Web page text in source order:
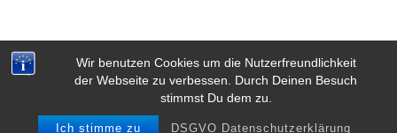
Wir benutzen Cookies um die Nutzerfreundlichkeit
der Webseite zu verbessen. Durch Deinen Besuch
stimmst Du dem zu.
Ich stimme zu DSGVO Datenschutzerklärung
DIGITAL RETRO PARK E.V.
© 2012 - 2026 Digital Retro Park e.V..
Built using WordPress and Mesmerize Theme.